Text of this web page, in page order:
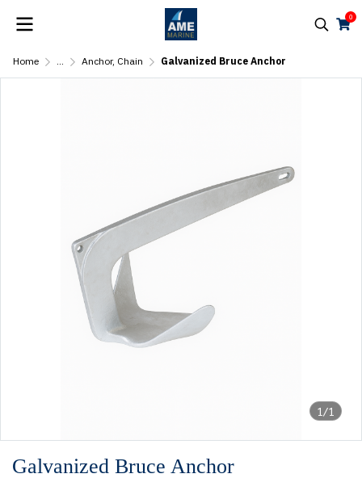
0
Home ... Anchor, Chain Galvanized Bruce Anchor
1/1
Galvanized Bruce Anchor